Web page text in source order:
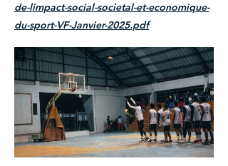
de-limpact-social-societal-et-economique-
du-sport-VF-Janvier-2025.pdf